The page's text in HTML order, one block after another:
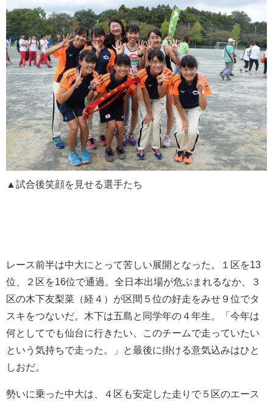
▲試合後笑顔を見せる選手たち
レース前半は中大にとって苦しい展開となった。１区を13
位、２区を16位で通過。全日本出場が危ぶまれるなか、３
区の木下友梨菜（経４）が区間５位の好走をみせ９位でタ
スキをつないだ。木下は五島と同学年の４年生。「今年は
何としてでも仙台に行きたい、このチームで走っていたい
という気持ちで走った。」と最後に掛ける意気込みはひと
しおだ。
勢いに乗った中大は、４区も安定した走りで５区のエース